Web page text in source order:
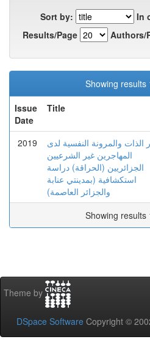
Sort by:
In
Results/Page
Authors/
Showing results
Issue
Date
Title
2019
الذات والمرونة النفسية لدى
المهاجرين غير الشرعيين
الجزائريين (الحراقة) دراسة
استكشافية (بمدينتي عنابة
والجزائر العاصمة)
Showing results
Theme by
DSpace Software Copyright ©